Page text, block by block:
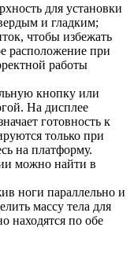
для установки
и гладким;
чтобы избежать
расположение при
работы
кнопку или
На дисплее
готовность к
только при
на платформу.
можно найти в
ноги параллельно и
массу тела для
находятся по обе